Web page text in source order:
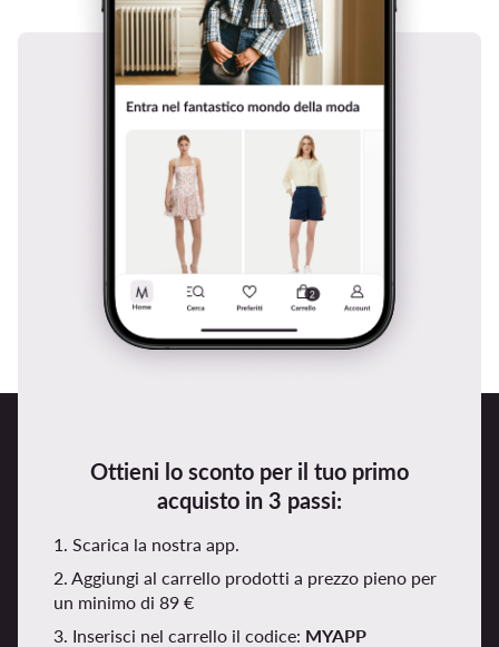
Ottieni lo sconto per il tuo primo
acquisto in 3 passi:
1. Scarica la nostra app.
2. Aggiungi al carrello prodotti a prezzo pieno per
un minimo di 89 €
3. Inserisci nel carrello il codice: MYAPP